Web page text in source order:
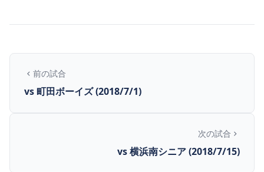
前の試合
vs 町田ボーイズ (2018/7/1)
次の試合
vs 横浜南シニア (2018/7/15)